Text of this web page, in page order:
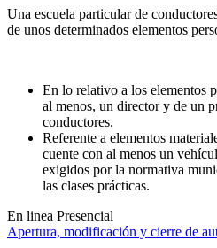
Una escuela particular de
de unos determinados elementos
En lo relativo a los elementos
al menos, un director y de un
conductores.
Referente a elementos
cuente con al menos un
exigidos por la normativa
las clases prácticas.
En linea Presencial
Apertura, modificación y cierre de